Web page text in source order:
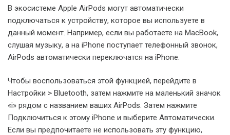
В экосистеме Apple AirPods могут автоматически
подключаться к устройству, которое вы используете в
данный момент. Например, если вы работаете на MacBook,
слушая музыку, а на iPhone поступает телефонный звонок,
AirPods автоматически переключатся на iPhone.
Чтобы воспользоваться этой функцией, перейдите в
Настройки > Bluetooth, затем нажмите на маленький значок
«i» рядом с названием ваших AirPods. Затем нажмите
Подключиться к этому iPhone и выберите Автоматически.
Если вы предпочитаете не использовать эту функцию,